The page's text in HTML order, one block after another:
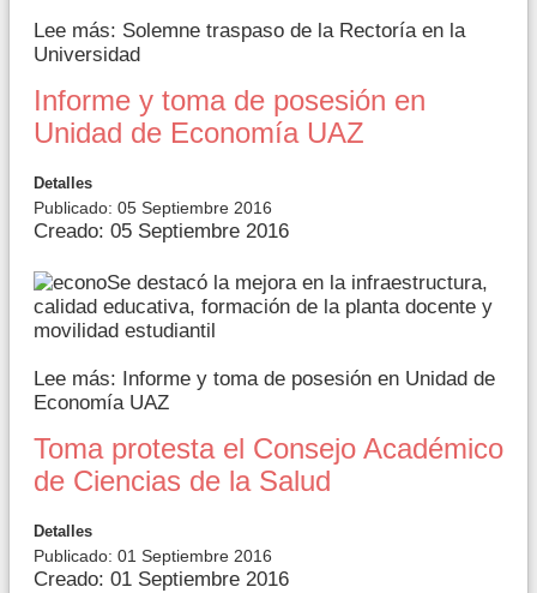
Lee más: Solemne traspaso de la Rectoría en la
Universidad
Informe y toma de posesión en
Unidad de Economía UAZ
Detalles
Publicado: 05 Septiembre 2016
Creado: 05 Septiembre 2016
Se destacó la mejora en la infraestructura,
calidad educativa, formación de la planta docente y
movilidad estudiantil
Lee más: Informe y toma de posesión en Unidad de
Economía UAZ
Toma protesta el Consejo Académico
de Ciencias de la Salud
Detalles
Publicado: 01 Septiembre 2016
Creado: 01 Septiembre 2016